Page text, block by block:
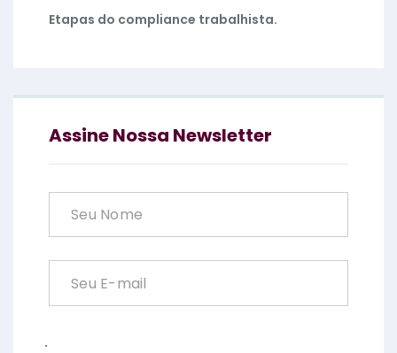
Etapas do compliance trabalhista.
Assine Nossa Newsletter
.